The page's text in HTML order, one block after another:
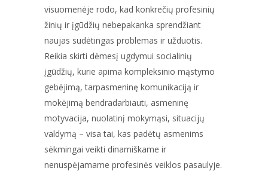
visuomenėje rodo, kad konkrečių profesinių
žinių ir įgūdžių nebepakanka sprendžiant
naujas sudėtingas problemas ir užduotis.
Reikia skirti dėmesį ugdymui socialinių
įgūdžių, kurie apima kompleksinio mąstymo
gebėjimą, tarpasmeninę komunikaciją ir
mokėjimą bendradarbiauti, asmeninę
motyvacija, nuolatinį mokymąsi, situacijų
valdymą – visa tai, kas padėtų asmenims
sėkmingai veikti dinamiškame ir
nenuspėjamame profesinės veiklos pasaulyje.